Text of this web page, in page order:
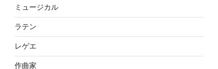
ミュージカル
ラテン
レゲエ
作曲家